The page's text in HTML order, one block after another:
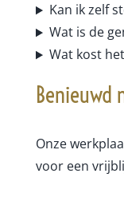
Kan ik zelf
Wat is de
Wat kost
Benieuwd
Onze
voor een